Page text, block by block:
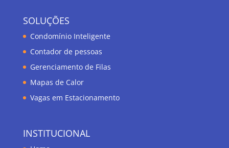
SOLUÇÕES
Condomínio Inteligente
Contador de pessoas
Gerenciamento de Filas
Mapas de Calor
Vagas em Estacionamento
INSTITUCIONAL